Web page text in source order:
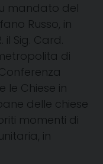
mandato del
Russo, in
il Sig. Card.
di
le Chiese in
delle chiese
momenti di
in